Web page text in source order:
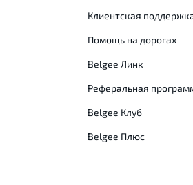
Клиентская
Помощь на дорогах
Belgee Линк
Реферальная
Belgee Клуб
Belgee Плюс